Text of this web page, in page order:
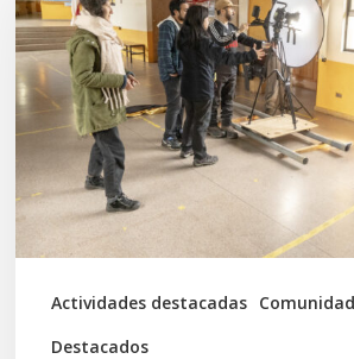
Actividades destacadas
Destacados
agua
del
mar:
largometraje
de
ficción
se
graba